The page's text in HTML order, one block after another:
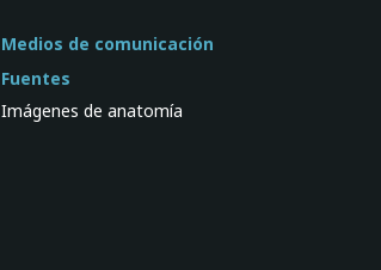
Medios de comunicación
Fuentes
Imágenes de anatomía